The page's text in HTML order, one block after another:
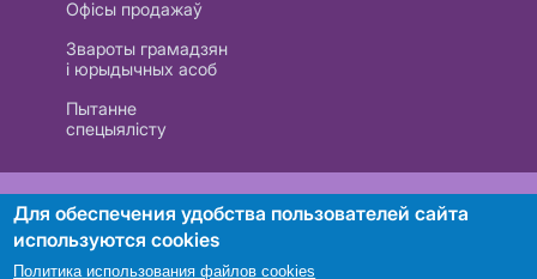
Офісы продажаў
Звароты грамадзян
і юрыдычных асоб
Пытанне
спецыялісту
РУП «Белтэлекам». УНП 101007741
Для обеспечения удобства пользователей сайта
используются cookies
Политика использования файлов cookies